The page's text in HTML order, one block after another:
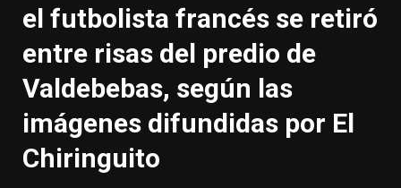
el futbolista francés se retiró
entre risas del predio de
Valdebebas, según las
imágenes difundidas por El
Chiringuito